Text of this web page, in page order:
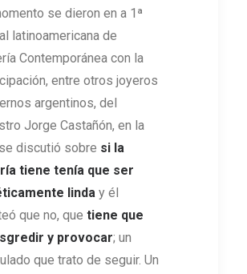
se dieron en a 1ª
latinoamericana de
Contemporánea con la
entre otros joyeros
argentinos, del
Jorge Castañón, en la
discutió sobre si la
tiene tenía que ser
linda y él
que no, que tiene que
y provocar; un
que trato de seguir. Un